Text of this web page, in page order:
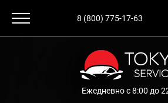
8 (800) 775-17-63
Ежедневно с 8:00 до